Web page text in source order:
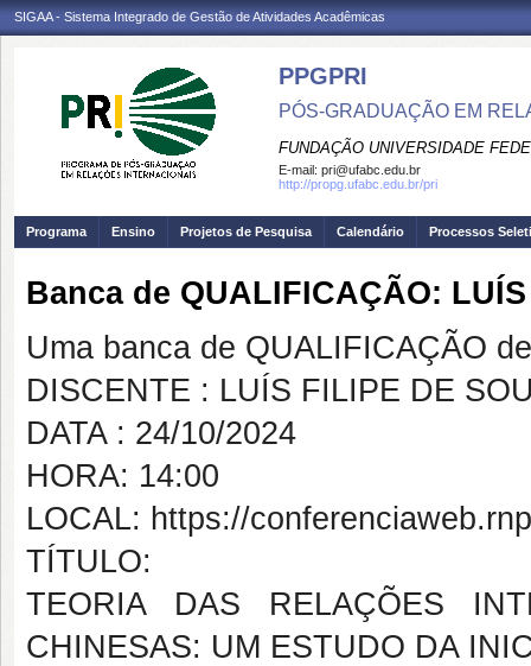
SIGAA - Sistema Integrado de Gestão de Atividades Acadêmicas
PPGPRI
PÓS-GRADUAÇÃO EM
FUNDAÇÃO UNIVERSIDADE
E-mail: pri@ufabc.edu.br
http://propg.ufabc.edu.br/pri
Programa Ensino Projetos de Pesquisa Calendário Processos
Banca de QUALIFICAÇÃO:
Uma banca de QUALIFICAÇÃO
DISCENTE : LUÍS FILIPE DE
DATA : 24/10/2024
HORA: 14:00
LOCAL: https://
TÍTULO:
TEORIA DAS RELAÇÕES
CHINESAS: UM ESTUDO DA